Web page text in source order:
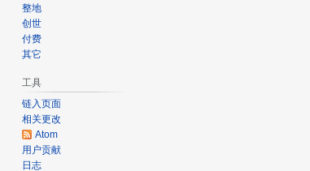
整地
创世
付费
其它
工具
链入页面
相关更改
Atom
用户贡献
日志